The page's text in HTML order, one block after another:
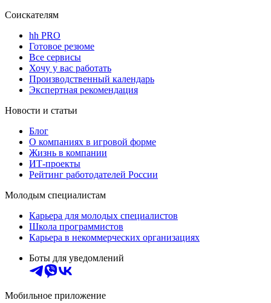
Соискателям
hh PRO
Готовое резюме
Все сервисы
Хочу у вас работать
Производственный календарь
Экспертная рекомендация
Новости и статьи
Блог
О компаниях в игровой форме
Жизнь в компании
ИТ-проекты
Рейтинг работодателей России
Молодым специалистам
Карьера для молодых специалистов
Школа программистов
Карьера в некоммерческих организациях
Боты для уведомлений
Мобильное приложение